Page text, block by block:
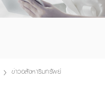
ข่าวอสังหาริมทรัพย์